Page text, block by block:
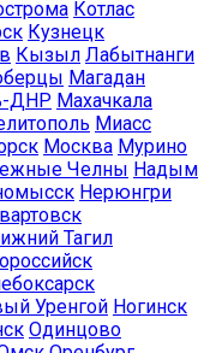
Котлас
Кузнецк
Кызыл Лабытнанги
Магадан
ДНР Махачкала
Миасс
Москва Мурино
Челны Надым
Нерюнгри
Тагил
Уренгой Ногинск
Одинцово